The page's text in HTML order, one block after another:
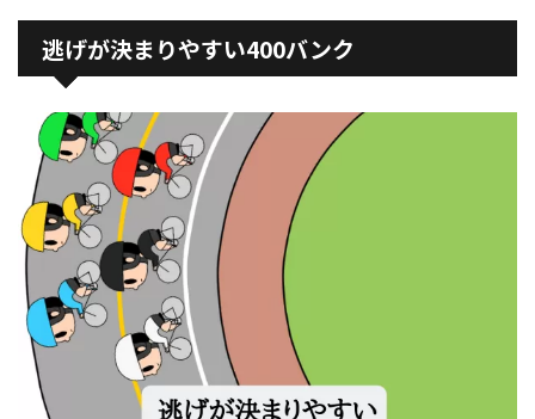
逃げが決まりやすい400バンク